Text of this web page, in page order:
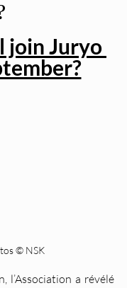
sur 5.
join Juryo
© NSK
l’Association a révélé